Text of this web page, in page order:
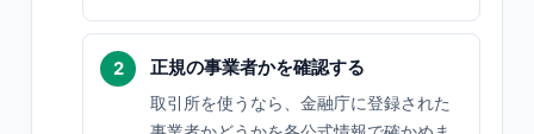
正規の事業者かを確認する
取引所を使うなら、金融庁に登録された